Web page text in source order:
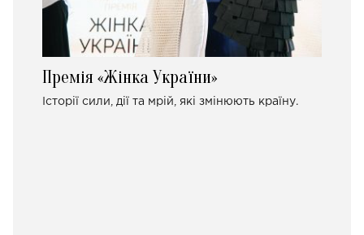
Премія «Жінка України»
Історії сили, дії та мрій, які змінюють країну.